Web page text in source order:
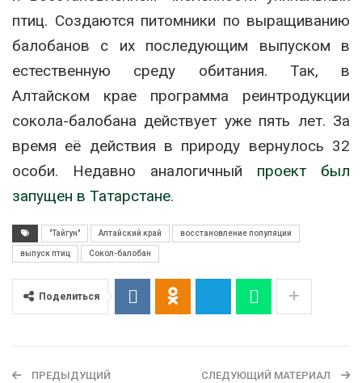
птиц. Создаются питомники по выращиванию
балобанов с их последующим выпуском в
естественную среду обитания. Так, в
Алтайском крае программа реинтродукции
сокола-балобана действует уже пять лет. За
время её действия в природу вернулось 32
особи. Недавно аналогичный проект был
запущен в Татарстане.
"Тайгун" Алтайский край восстановление популяции
выпуск птиц Сокол-балобан
Поделиться
ПРЕДЫДУЩИЙ
СЛЕДУЮЩИЙ МАТЕРИАЛ